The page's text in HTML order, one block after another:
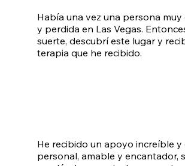
Había una vez una persona muy
y perdida en Las Vegas.
suerte, descubrí este lugar y
terapia que he recibido.
He recibido un apoyo increíble y
personal, amable y encantador,